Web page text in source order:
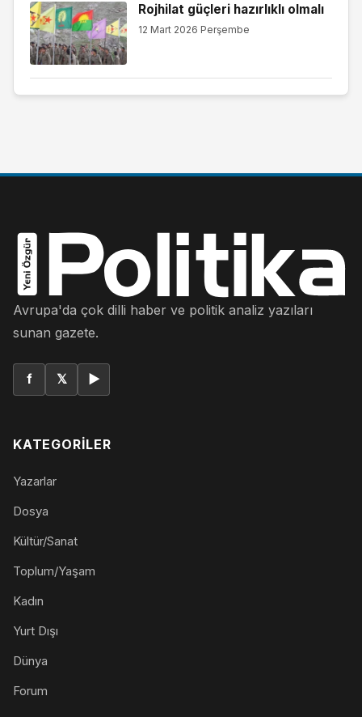
Rojhilat güçleri hazırlıklı olmalı
12 Mart 2026 Perşembe
Avrupa'da çok dilli haber ve politik analiz yazıları
sunan gazete.
f 𝕏 ▶
KATEGORILER
Yazarlar
Dosya
Kültür/Sanat
Toplum/Yaşam
Kadın
Yurt Dışı
Dünya
Forum